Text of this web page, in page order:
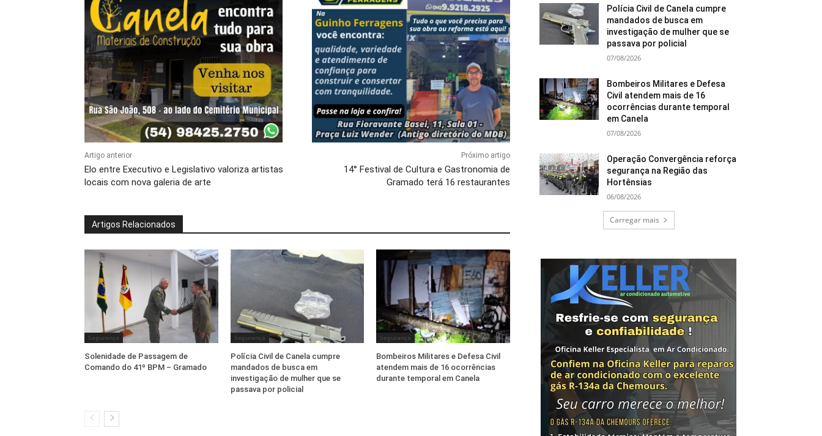
Artigo anterior
Elo entre Executivo e Legislativo valoriza artistas
locais com nova galeria de arte
Próximo artigo
14° Festival de Cultura e Gastronomia de
Gramado terá 16 restaurantes
Artigos Relacionados
Segurança
Solenidade de Passagem de
Comando do 41º BPM – Gramado
Segurança
Polícia Civil de Canela cumpre
mandados de busca em
investigação de mulher que se
passava por policial
Segurança
Bombeiros Militares e Defesa Civil
atendem mais de 16 ocorrências
durante temporal em Canela
Polícia Civil de Canela cumpre
mandados de busca em
investigação de mulher que se
passava por policial
07/08/2026
Bombeiros Militares e Defesa
Civil atendem mais de 16
ocorrências durante temporal
em Canela
07/08/2026
Operação Convergência reforça
segurança na Região das
Hortênsias
06/08/2026
Carregar mais